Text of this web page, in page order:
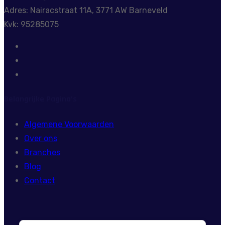
Adres: Nairacstraat 11A, 3771 AW Barneveld
Kvk: 95285075
Algemene Voorwaarden
Over ons
Branches
Blog
Contact